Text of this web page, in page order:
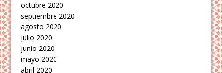
octubre 2020
septiembre 2020
agosto 2020
julio 2020
junio 2020
mayo 2020
abril 2020